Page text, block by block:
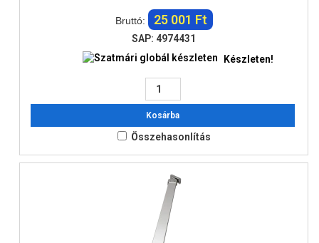
Bruttó: 25 001 Ft
SAP: 4974431
Készleten!
Kosárba
Összehasonlítás